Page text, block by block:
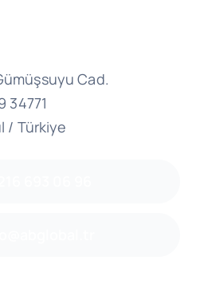
Cad.
34771
/ Türkiye